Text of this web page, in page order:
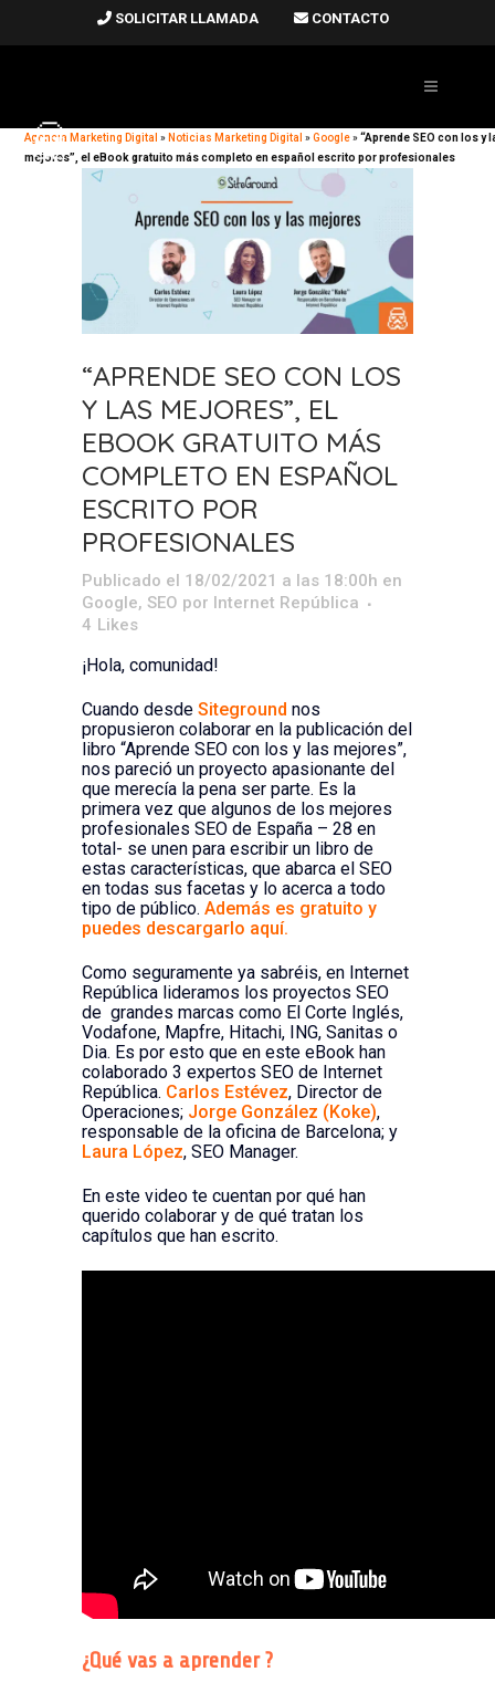
SOLICITAR LLAMADA CONTACTO
Agencia Marketing Digital » Noticias Marketing Digital »Google»“Aprende SEO con los y
mejores”, el eBook gratuito más completo en español escrito por profesionales
“APRENDE SEO CON LOS
Y LAS MEJORES”, EL
EBOOK GRATUITO MÁS
COMPLETO EN ESPAÑOL
ESCRITO POR
PROFESIONALES
Publicado el 18/02/2021 a las 18:00h en
Google, SEO por Internet República
4 Likes
¡Hola, comunidad!
Cuando desde Siteground nos
propusieron colaborar en la publicación del
libro “Aprende SEO con los y las mejores”,
nos pareció un proyecto apasionante del
que merecía la pena ser parte. Es la
primera vez que algunos de los mejores
profesionales SEO de España – 28 en
total- se unen para escribir un libro de
estas características, que abarca el SEO
en todas sus facetas y lo acerca a todo
tipo de público. Además es gratuito y
puedes descargarlo aquí.
Como seguramente ya sabréis, en Internet
República lideramos los proyectos SEO
de grandes marcas como El Corte Inglés,
Vodafone, Mapfre, Hitachi, ING, Sanitas o
Dia. Es por esto que en este eBook han
colaborado 3 expertos SEO de Internet
República. Carlos Estévez, Director de
Operaciones; Jorge González (Koke),
responsable de la oficina de Barcelona; y
Laura López, SEO Manager.
En este video te cuentan por qué han
querido colaborar y de qué tratan los
capítulos que han escrito.
¿Qué vas a aprender ?